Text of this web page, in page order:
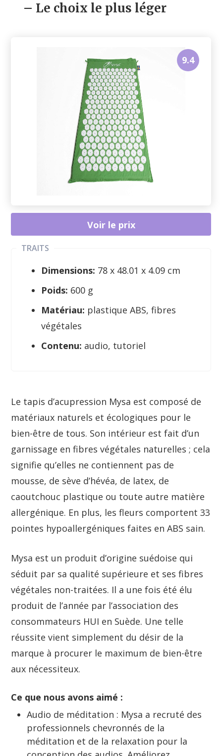
– Le choix le plus léger
TRAITS
Dimensions: 78 x 48.01 x 4.09 cm
Poids: 600 g
Matériau: plastique ABS, fibres
végétales
Contenu: audio, tutoriel
9.4
Voir le prix
Le tapis d’acupression Mysa est composé de
matériaux naturels et écologiques pour le
bien-être de tous. Son intérieur est fait d’un
garnissage en fibres végétales naturelles ; cela
signifie qu’elles ne contiennent pas de
mousse, de sève d’hévéa, de latex, de
caoutchouc plastique ou toute autre matière
allergénique. En plus, les fleurs comportent 33
pointes hypoallergéniques faites en ABS sain.
Mysa est un produit d’origine suédoise qui
séduit par sa qualité supérieure et ses fibres
végétales non-traitées. Il a une fois été élu
produit de l’année par l’association des
consommateurs HUI en Suède. Une telle
réussite vient simplement du désir de la
marque à procurer le maximum de bien-être
aux nécessiteux.
Ce que nous avons aimé :
Audio de méditation : Mysa a recruté des
professionnels chevronnés de la
méditation et de la relaxation pour la